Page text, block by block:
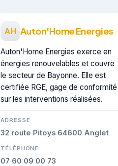
AH Auton'Home Energies
Auton'Home Energies exerce en
énergies renouvelables et couvre
le secteur de Bayonne. Elle est
certifiée RGE, gage de conformité
sur les interventions réalisées.
ADRESSE
32 route Pitoys 64600 Anglet
TÉLÉPHONE
07 60 09 00 73